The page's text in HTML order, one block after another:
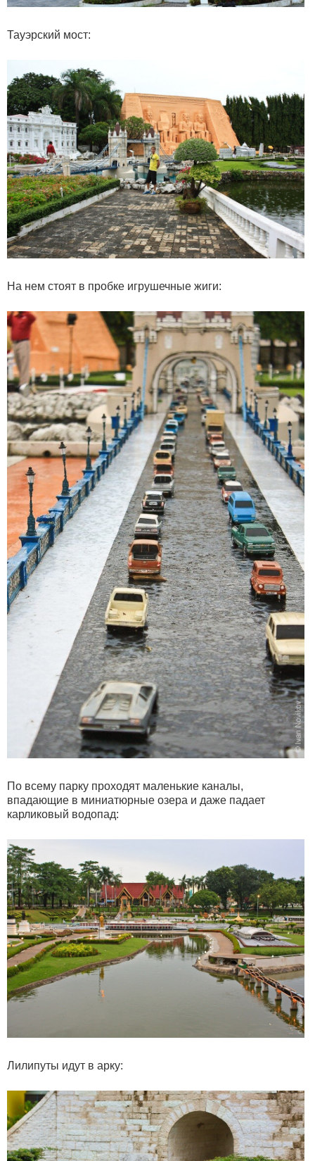
Тауэрский мост:
На нем стоят в пробке игрушечные жиги:
По всему парку проходят маленькие каналы,
впадающие в миниатюрные озера и даже падает
карликовый водопад:
Лилипуты идут в арку: